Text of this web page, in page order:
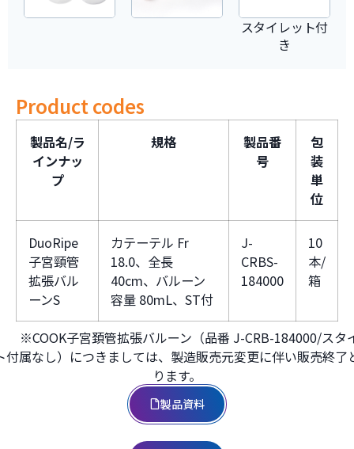
スタイレット付
き
Product codes
製品名/ラ
インナッ
プ
規格
製品番
号
包
装
単
位
DuoRipe
子宮頸管
拡張バル
ーンS
カテーテル Fr
18.0、全長
40cm、バルーン
容量 80mL、ST付
J-
CRBS-
184000
10
本/
箱
子宮頚管拡張バルーン（品番 J-CRB-184000/スタ
付属なし）につきましては、製造販売元変更に伴い販売終了
ります。
製品資料